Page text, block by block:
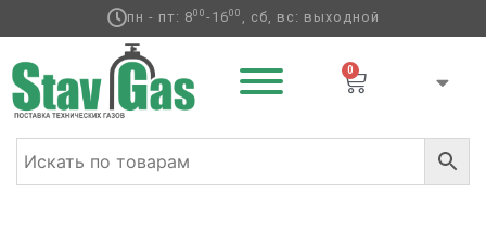
пн - пт: 800-1600 , сб, вс: выходной
0